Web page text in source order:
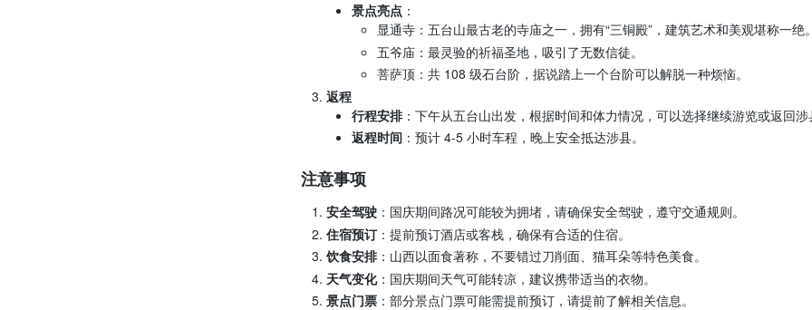
景点亮点 ：
显通寺：五台山最古老的寺庙之一，拥有“三铜殿”，建筑艺术和美观堪称一绝
五爷庙：最灵验的祈福圣地，吸引了无数信徒。
菩萨顶：共 108 级石台阶，据说踏上一个台阶可以解脱一种烦恼。
返程
行程安排：下午从五台山出发，根据时间和体力情况，可以选择继续游览或返回涉
返程时间 ：预计 4-5 小时车程，晚上安全抵达涉县。
注意事项
安全驾驶 ：国庆期间路况可能较为拥堵，请确保安全驾驶，遵守交通规则。
住宿预订：提前预订酒店或客栈，确保有合适的住宿。
饮食安排：山西以面食著称，不要错过刀削面、猫耳朵等特色美食。
天气变化：国庆期间天气可能转凉，建议携带适当的衣物。
景点门票 ：部分景点门票可能需提前预订，请提前了解相关信息。